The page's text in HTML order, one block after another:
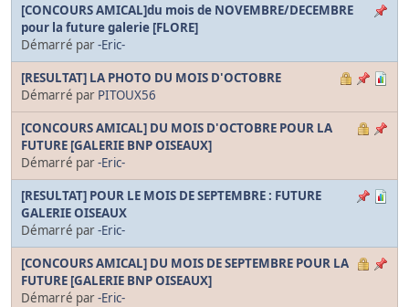
[CONCOURS AMICAL]du mois de NOVEMBRE/DECEMBRE
pour la future galerie [FLORE]
Démarré par-Eric-
[RESULTAT] LA PHOTO DU MOIS D'OCTOBRE
Démarré par PITOUX56
[CONCOURS AMICAL] DU MOIS D'OCTOBRE POUR LA
FUTURE [GALERIE BNP OISEAUX]
Démarré par-Eric-
[RESULTAT] POUR LE MOIS DE SEPTEMBRE : FUTURE
GALERIE OISEAUX
Démarré par-Eric-
[CONCOURS AMICAL] DU MOIS DE SEPTEMBRE POUR LA
FUTURE [GALERIE BNP OISEAUX]
Démarré par-Eric-